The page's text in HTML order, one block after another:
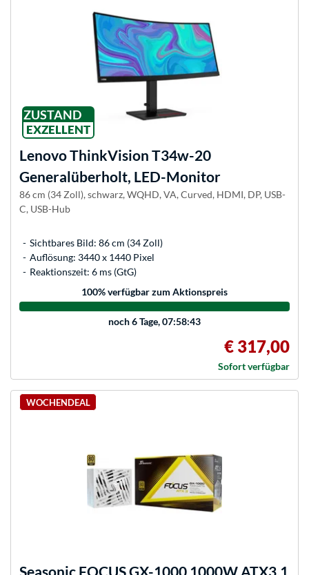
ZUSTAND
EXZELLENT
LenovoThinkVision T34w-20
Generalüberholt, LED-Monitor
86 cm (34 Zoll), schwarz, WQHD, VA, Curved, HDMI, DP, USB-
C, USB-Hub
Sichtbares Bild: 86 cm (34 Zoll)
Auflösung: 3440 x 1440 Pixel
Reaktionszeit: 6 ms (GtG)
100% verfügbar zum Aktionspreis
noch6 Tage, 07:58:43
€ 317,00
Sofort verfügbar
WOCHENDEAL
Seasonic FOCUS GX-1000 1000W ATX3.1